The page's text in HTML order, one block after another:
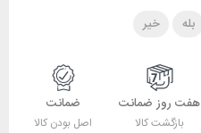
بله خیر
هفت روز ضمانت
بازگشت کالا
ضمانت
اصل بودن کالا